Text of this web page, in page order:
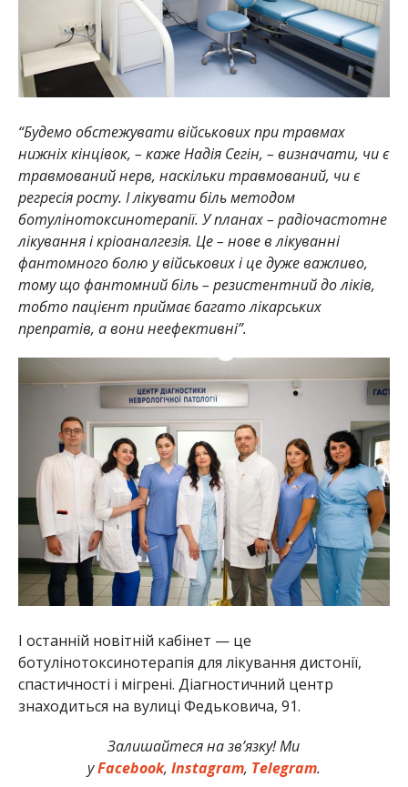
“Будемо обстежувати військових при травмах
нижніх кінцівок, – каже Надія Сегін, – визначати, чи є
травмований нерв, наскільки травмований, чи є
регресія росту. І лікувати біль методом
ботулінотоксинотерапії. У планах – радіочастотне
лікування і кріоаналгезія. Це – нове в лікуванні
фантомного болю у військових і це дуже важливо,
тому що фантомний біль – резистентний до ліків,
тобто пацієнт приймає багато лікарських
препратів, а вони неефективні”.
І останній новітній кабінет — це
ботулінотоксинотерапія для лікування дистонії,
спастичності і мігрені. Діагностичний центр
знаходиться на вулиці Федьковича, 91.
Залишайтеся на зв’язку! Ми
уFacebook, Instagram, Telegram.